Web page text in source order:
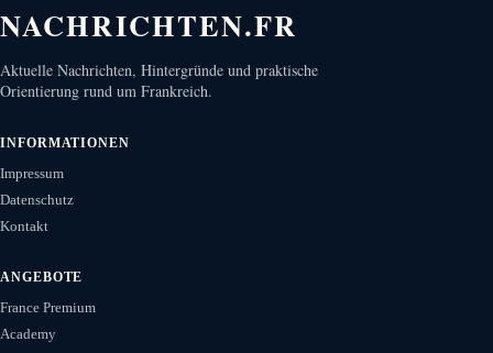
NACHRICHTEN.FR
Aktuelle Nachrichten, Hintergründe und praktische
Orientierung rund um Frankreich.
INFORMATIONEN
Impressum
Datenschutz
Kontakt
ANGEBOTE
France Premium
Academy